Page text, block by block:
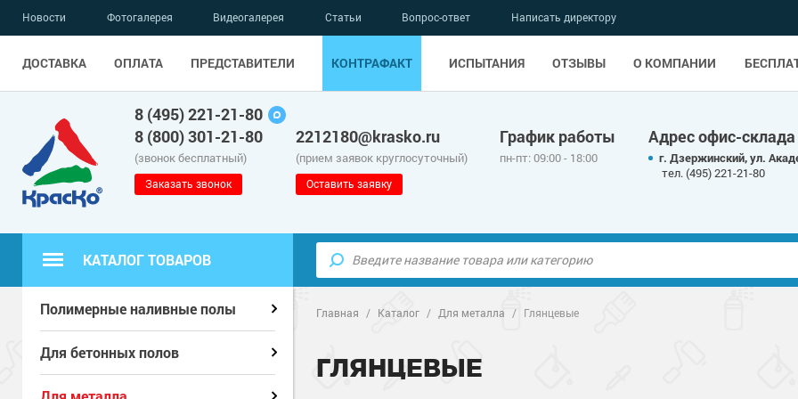
Новости Фотогалерея Видеогалерея Статьи Вопрос-ответ Написать директору
ДОСТАВКА ОПЛАТА ПРЕДСТАВИТЕЛИ КОНТРАФАКТ ИСПЫТАНИЯ ОТЗЫВЫ О КОМПАНИИ
8 (495) 221-21-80
8 (800) 301-21-80
(звонок бесплатный)
Заказать звонок
2212180@krasko.ru
(прием заявок круглосуточный)
Оставить заявку
График работы
пн-пт: 09:00 - 18:00
Адрес офис-
г. Дзержинский, ул.
тел. (495) 221-21-80
КАТАЛОГ ТОВАРОВ
Полимерные наливные полы Полиуретановые полы
Для бетонных полов
Главная / Каталог / Для металла / Глянцевые
ГЛЯНЦЕВЫЕ
Полимерные наливные полы Полиуретановые полы
Для бетонных полов